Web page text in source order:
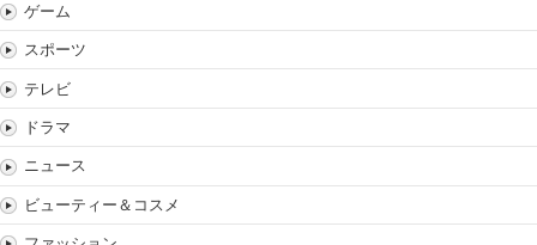
ゲーム
スポーツ
テレビ
ドラマ
ニュース
ビューティー＆コスメ